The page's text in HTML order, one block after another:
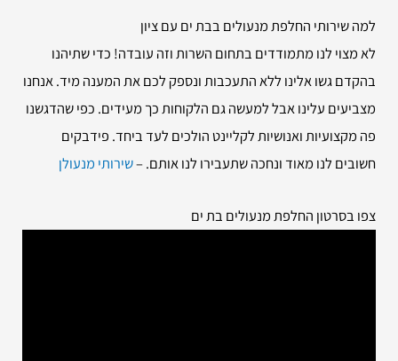
למה שירותי החלפת מנעולים בבת ים עם ציון
לא מצוי לנו מתמודדים בתחום השרות וזה עובדה! כדי שתיהנו
בהקדם גשו אלינו ללא התעכבות ונספק לכם את המענה מיד. אנחנו
מצביעים עלינו אבל למעשה גם הלקוחות כך מעידים. כפי שהדגשנו
פה מקצועיות ואנושיות לקליינט הולכים לעד ביחד. פידבקים
חשובים לנו מאוד ונחכה שתעבירו לנו אותם. –שירותי מנעולן
צפו בסרטון החלפת מנעולים בת ים